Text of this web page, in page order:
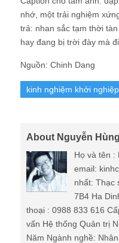
nhớ, một trải nghiệm
trả: nhan sắc tạm thời
hay đang bị trời đày mà
Nguồn: Chinh Dang
kinh nghiệm khởi nghiệp
About Nguyễn
Họ và tên :
email:
nhất: Thạc
7B4 Ha
thoại : 0988 833 616
vấn Hệ thống Quản trị
Năm Ngành nghề: